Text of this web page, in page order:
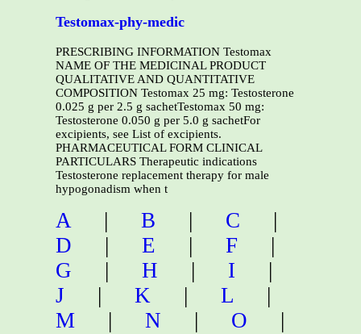
Testomax-phy-medic
PRESCRIBING INFORMATION Testomax
NAME OF THE MEDICINAL PRODUCT
QUALITATIVE AND QUANTITATIVE
COMPOSITION Testomax 25 mg: Testosterone
0.025 g per 2.5 g sachetTestomax 50 mg:
Testosterone 0.050 g per 5.0 g sachetFor
excipients, see List of excipients.
PHARMACEUTICAL FORM CLINICAL
PARTICULARS Therapeutic indications
Testosterone replacement therapy for male
hypogonadism when t
A | B | C
|
D
| E | F
|
G
| H | I
|
J
| K | L
|
M
| N | O
|